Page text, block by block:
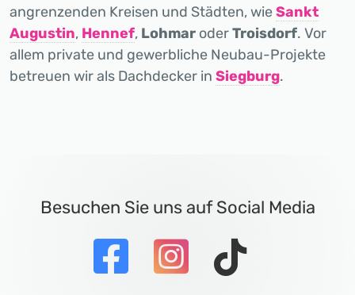
angrenzenden Kreisen und Städten, wieSankt
Augustin, Hennef, Lohmar oderTroisdorf. Vor
allem private und gewerbliche Neubau-Projekte
betreuen wir als Dachdecker in Siegburg.
Besuchen Sie uns auf Social Media